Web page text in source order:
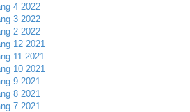
4 2022
3 2022
2 2022
12 2021
11 2021
10 2021
9 2021
8 2021
7 2021